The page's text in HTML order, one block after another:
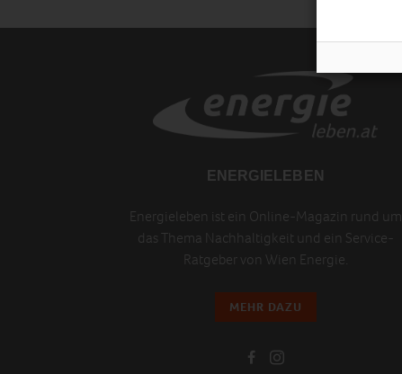
ENERGIELEBEN
Energieleben ist ein Online-Magazin rund um
das Thema Nachhaltigkeit und ein Service-
Ratgeber von Wien Energie.
MEHR DAZU